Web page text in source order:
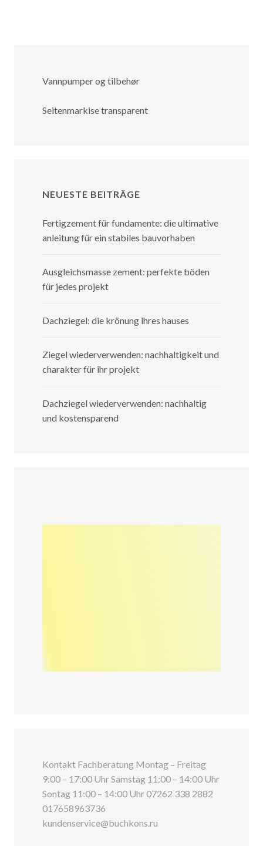
Vannpumper og tilbehør
Seitenmarkise transparent
NEUESTE BEITRÄGE
Fertigzement für fundamente: die ultimative
anleitung für ein stabiles bauvorhaben
Ausgleichsmasse zement: perfekte böden
für jedes projekt
Dachziegel: die krönung ihres hauses
Ziegel wiederverwenden: nachhaltigkeit und
charakter für ihr projekt
Dachziegel wiederverwenden: nachhaltig
und kostensparend
Kontakt Fachberatung Montag – Freitag
9:00 – 17:00 Uhr Samstag 11:00 – 14:00 Uhr
Sontag 11:00 – 14:00 Uhr 07262 338 2882
017658963736
kundenservice@buchkons.ru